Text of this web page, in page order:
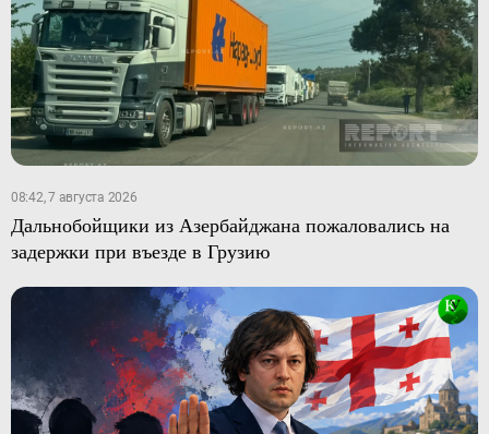
08:42, 7 августа 2026
Дальнобойщики из Азербайджана пожаловались на
задержки при въезде в Грузию